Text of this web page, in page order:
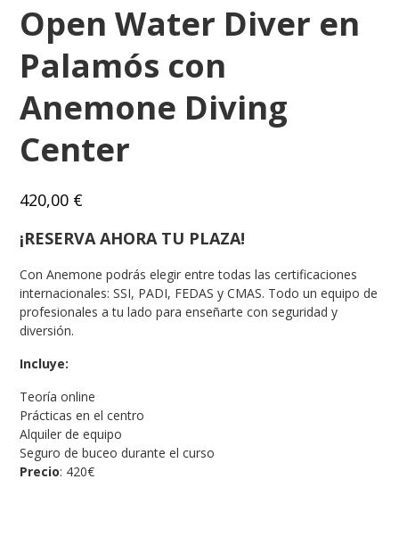
Open Water Diver en
Palamós con
Anemone Diving
Center
420,00 €
¡RESERVA AHORA TU PLAZA!
Con Anemone podrás elegir entre todas las certificaciones
internacionales: SSI, PADI, FEDAS y CMAS. Todo un equipo de
profesionales a tu lado para enseñarte con seguridad y
diversión.
Incluye:
Teoría online
Prácticas en el centro
Alquiler de equipo
Seguro de buceo durante el curso
Precio: 420€